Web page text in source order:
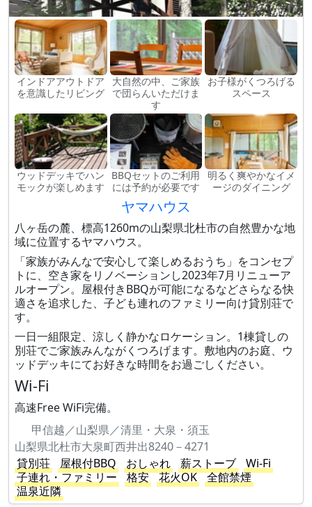
インドアアウトドア
を意識したリビング
大自然の中、ご家族
で団らんいただけま
す
お子様がくつろげる
スペース
ウッドデッキでハン
モックが楽しめます
BBQセットのご利用
には予約が必要です
明るく爽やかなイメ
ージのダイニング
ヤマハウス
八ヶ岳の麓、標高1260mの山梨県北杜市の自然豊かな地
域に位置するヤマハウス。
「家族がみんなで安心して楽しめるおうち」をコンセプ
トに、空き家をリノベーションし2023年7月リニューア
ルオープン。屋根付きBBQが可能になるなどさらなる快
適さを追求した、子ども連れのファミリー向け貸別荘で
す。
一日一組限定、涼しく静かなロケーション。1棟貸しの
別荘でご家族みんながくつろげます。敷地内のお庭、ウ
ッドデッキにてお好きな時間をお過ごしください。
Wi-Fi
高速Free WiFi完備。
甲信越／山梨県／清里・大泉・須玉
山梨県北杜市大泉町西井出8240－4271
貸別荘
屋根付BBQ おしゃれ 薪ストーブ
Wi-Fi
子連れ・ファミリー
格安 花火OK
全館禁煙
温泉近隣